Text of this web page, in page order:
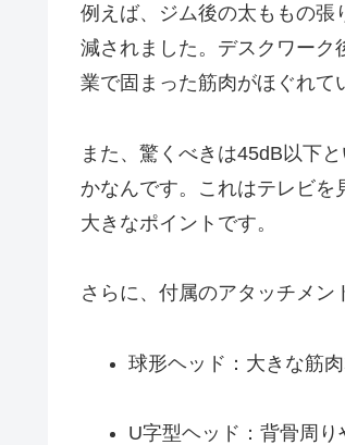
例えば、ジム後の太ももの張
減されました。デスクワーク
業で固まった筋肉がほぐれて
また、驚くべきは45dB以下
かなんです。これはテレビ
大きなポイントです。
さらに、付属のアタッチメン
球形ヘッド：大きな筋
U字型ヘッド：背骨周り